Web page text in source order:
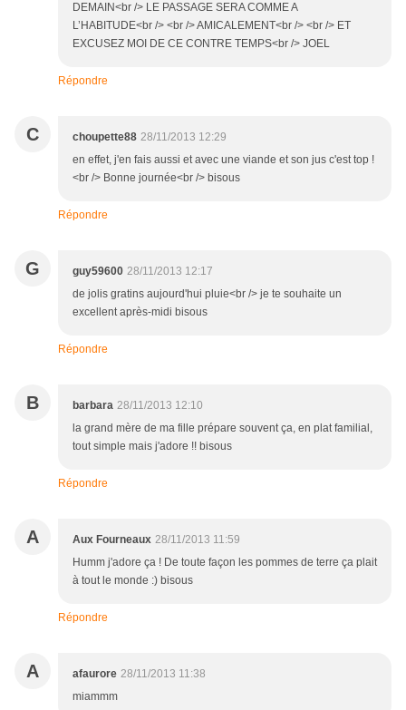
DEMAIN<br /> LE PASSAGE SERA COMME A
L’HABITUDE<br /> <br /> AMICALEMENT<br /> <br /> ET
EXCUSEZ MOI DE CE CONTRE TEMPS<br /> JOEL
Répondre
C choupette88 28/11/2013 12:29
en effet, j'en fais aussi et avec une viande et son jus c'est top !
<br /> Bonne journée<br /> bisous
Répondre
G guy59600 28/11/2013 12:17
de jolis gratins aujourd'hui pluie<br /> je te souhaite un
excellent après-midi bisous
Répondre
B barbara 28/11/2013 12:10
la grand mère de ma fille prépare souvent ça, en plat familial,
tout simple mais j'adore !! bisous
Répondre
A Aux Fourneaux 28/11/2013 11:59
Humm j'adore ça ! De toute façon les pommes de terre ça plait
à tout le monde :) bisous
Répondre
A afaurore 28/11/2013 11:38
miammm